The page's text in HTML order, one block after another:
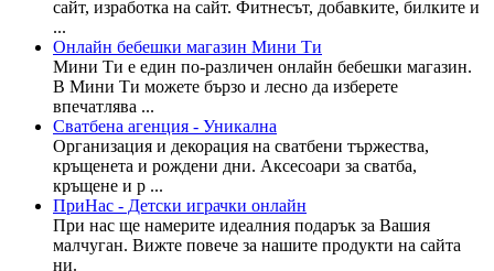
сайт, изработка на сайт. Фитнесът, добавките, билките и
...
Онлайн бебешки магазин Мини Ти
Мини Ти е един по-различен онлайн бебешки магазин.
В Мини Ти можете бързо и лесно да изберете
впечатлява ...
Сватбена агенция - Уникална
Организация и декорация на сватбени тържества,
кръщенета и рождени дни. Аксесоари за сватба,
кръщене и р ...
ПриНас - Детски играчки онлайн
При нас ще намерите идеалния подарък за Вашия
малчуган. Вижте повече за нашите продукти на сайта
ни.